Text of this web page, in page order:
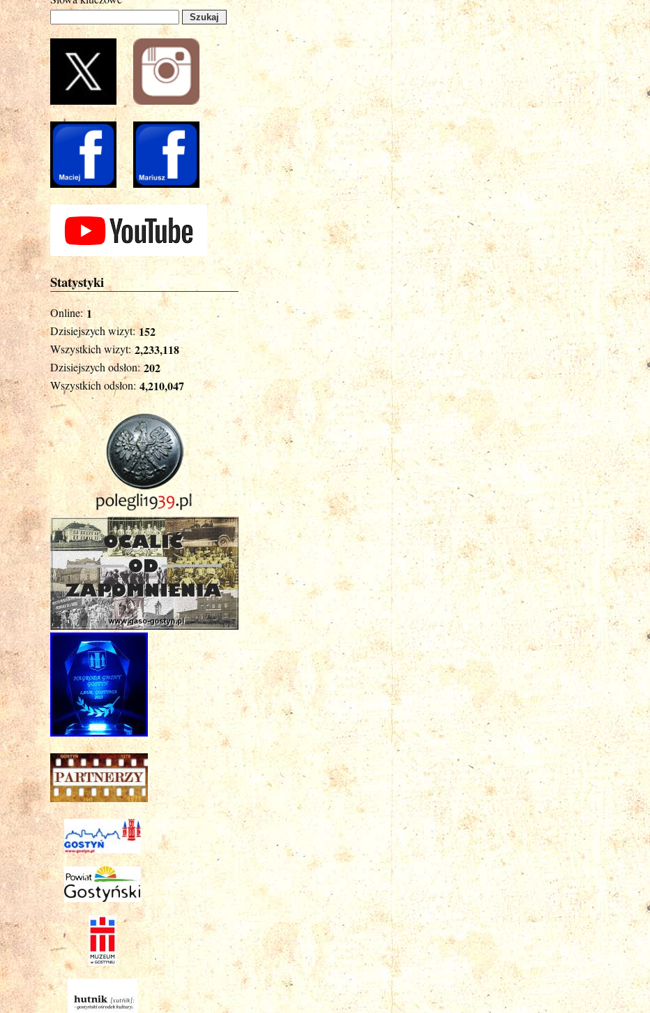
Statystyki
Online: 1
Dzisiejszych wizyt: 152
Wszystkich wizyt: 2,233,118
Dzisiejszych odsłon: 202
Wszystkich odsłon: 4,210,047